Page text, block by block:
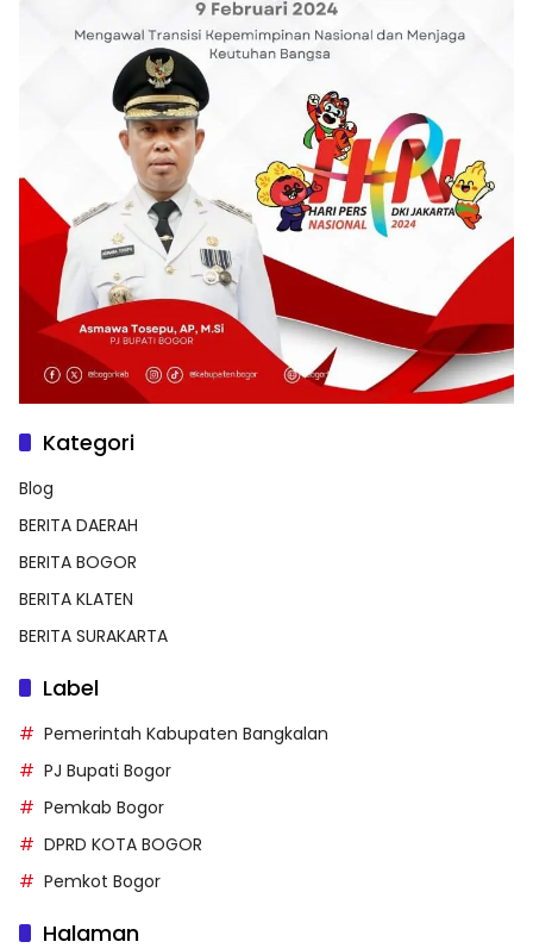
Kategori
Blog
BERITA DAERAH
BERITA BOGOR
BERITA KLATEN
BERITA SURAKARTA
Label
Pemerintah Kabupaten Bangkalan
PJ Bupati Bogor
Pemkab Bogor
DPRD KOTA BOGOR
Pemkot Bogor
Halaman